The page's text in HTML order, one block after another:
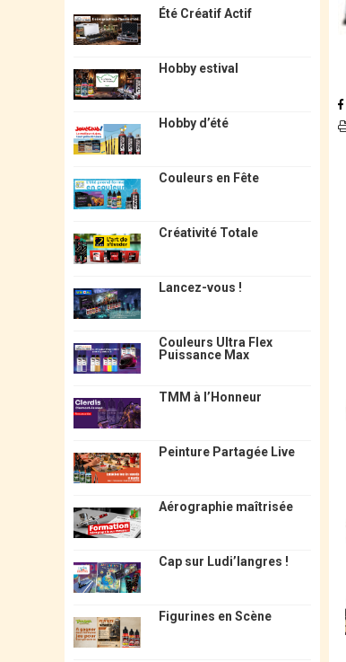
Été Créatif Actif
Hobby estival
Hobby d’été
Couleurs en Fête
Créativité Totale
Lancez-vous !
Couleurs Ultra Flex
Puissance Max
TMM à l’Honneur
Peinture Partagée Live
Aérographie maîtrisée
Cap sur Ludi’langres !
Figurines en Scène